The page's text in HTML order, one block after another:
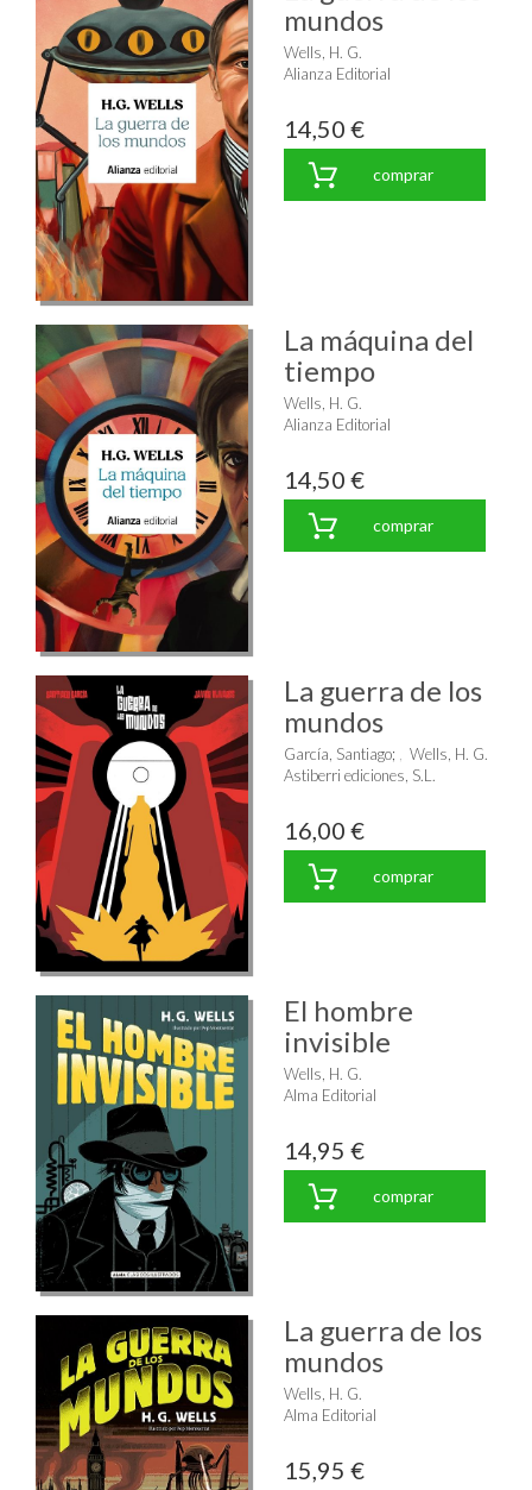
mundos
Wells, H. G.
Alianza Editorial
14,50 €
comprar
La máquina del
tiempo
Wells, H. G.
Alianza Editorial
14,50 €
comprar
La guerra de los
mundos
García, Santiago;
Wells, H. G.
Astiberri ediciones, S.L.
16,00 €
comprar
El hombre
invisible
Wells, H. G.
Alma Editorial
14,95 €
comprar
La guerra de los
mundos
Wells, H. G.
Alma Editorial
15,95 €